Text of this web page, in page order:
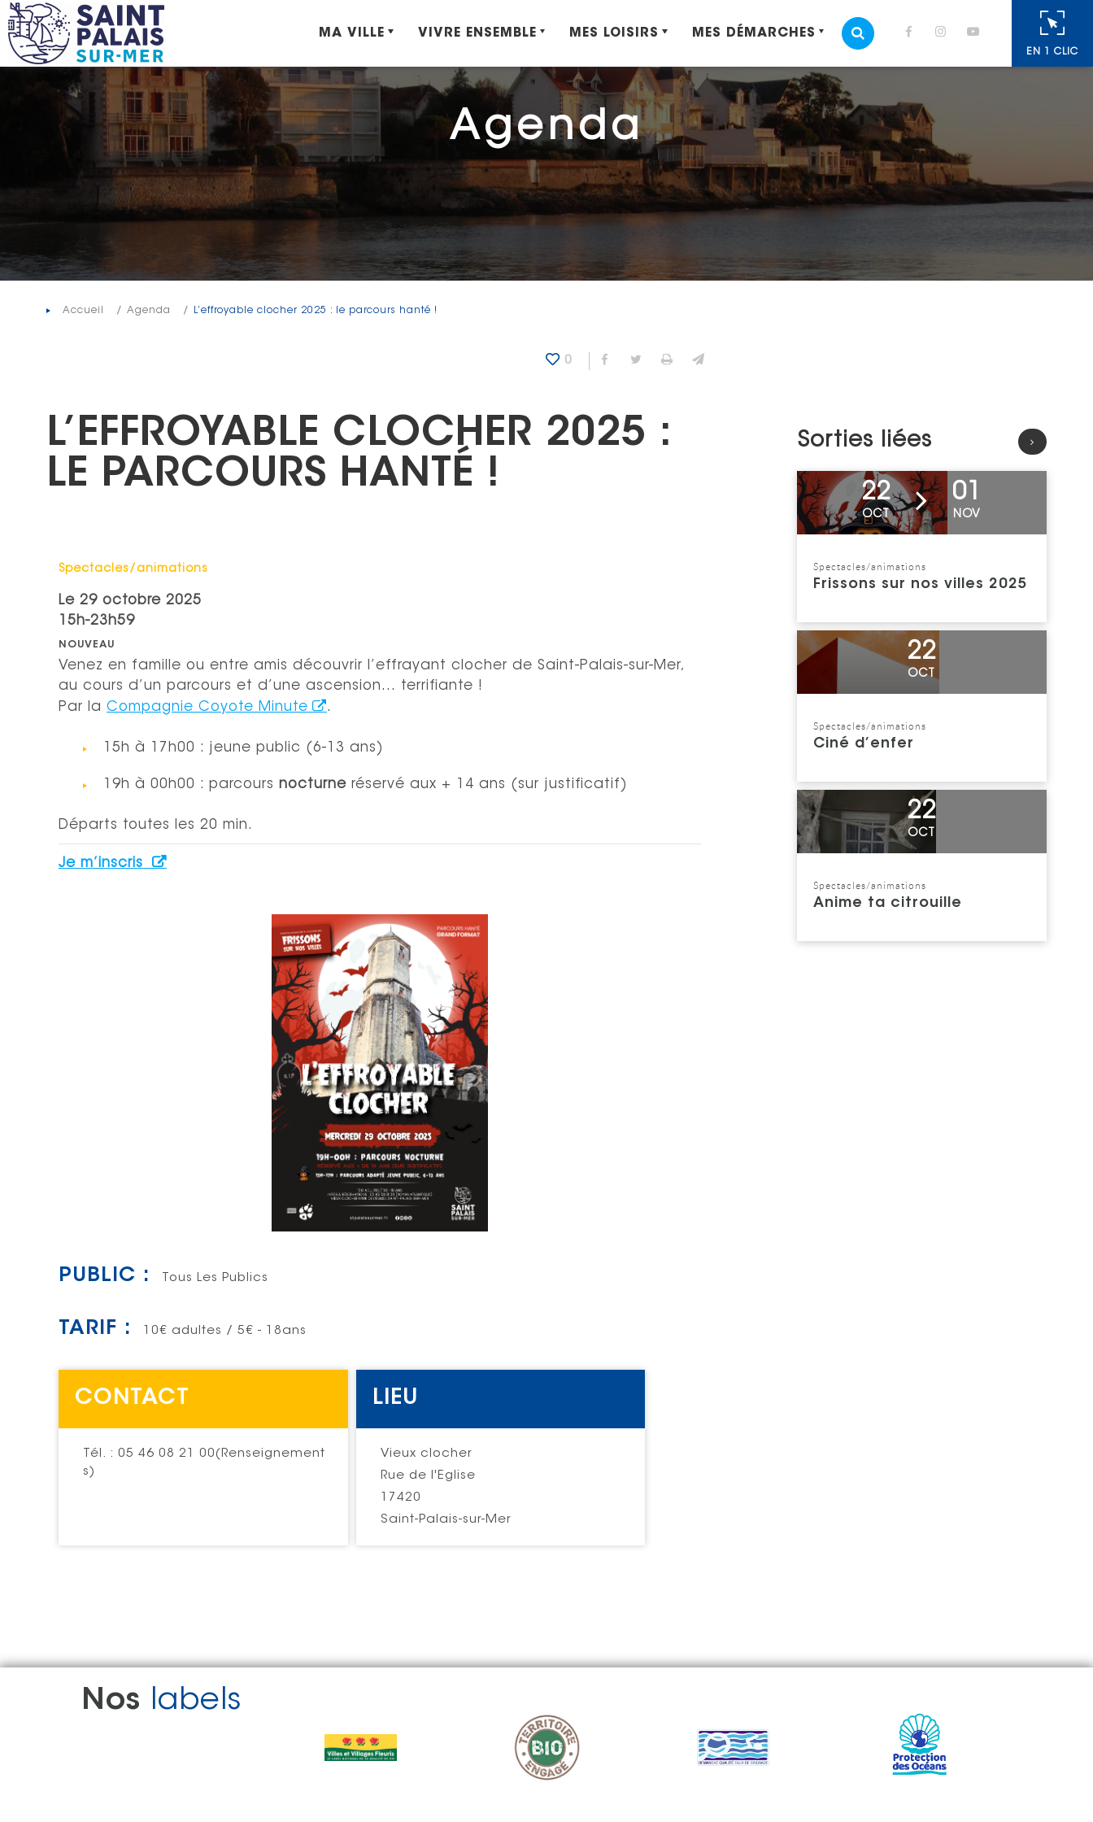
Panneau de gestion des cookies
EN 1 CLIC
MOTEUR DE RECHERCHE
MA VILLE VIVRE ENSEMBLE MES LOISIRS MES DÉMARCHES
Agenda
Accueil Agenda L’effroyable clocher 2025 : le parcours hanté !
0 Partager sur Facebook
Partager sur Twitter
Imprimer
L’EFFROYABLE CLOCHER 2025 :
LE PARCOURS HANTÉ !
Catégorie : "
Spectacles/animations
Le 29 octobre 2025
15h-23h59
NOUVEAU
Venez en famille ou entre amis découvrir l’effrayant clocher de Saint-Palais-sur-Mer,
au cours d’un parcours et d’une ascension… terrifiante !
Par la Compagnie Coyote Minute .
15h à 17h00 : jeune public (6-13 ans)
19h à 00h00 : parcours nocturne réservé aux + 14 ans (sur justificatif)
Départs toutes les 20 min.
Je m’inscris
PUBLIC : Tous Les Publics
TARIF : 10€ adultes / 5€ - 18ans
CONTACT
Tél. : 05 46 08 21 00(Renseignement
s)
LIEU
Vieux clocher
Rue de l'Eglise
17420
Saint-Palais-sur-Mer
Sorties liées
22
OCT
01
NOV
Catégorie : "
Spectacles/animations
Frissons sur nos villes 2025
Voir l'événement
22
OCT
Catégorie : "
Spectacles/animations
Ciné d’enfer
Voir l'événement
22
OCT
Catégorie : "
Spectacles/animations
Anime ta citrouille
Voir l'événement
Nos labels